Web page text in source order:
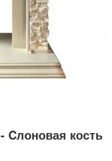
Cлоновая кость